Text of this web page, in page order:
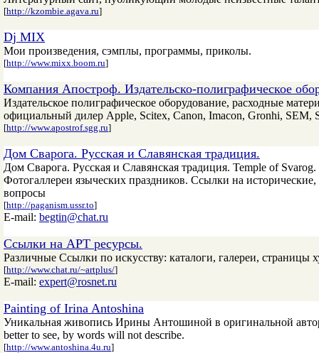
[http://kzombie.agava.ru]
Dj MIX
Мои произведения, сэмплы, программы, приколы.
[http://www.mixx.boom.ru]
Компания Апостроф. Издательско-полиграфическое
Издательское полиграфическое оборудование, расходные
официальный дилер Apple, Scitex, Canon, Imacon, Gronhi, SEM,
[http://www.apostrof.sgg.ru]
Дом Сварога. Русская и Славянская традиция.
Дом Сварога. Русская и Славянская традиция. Temple of
Фотогаллереи языческих праздников. Ссылки на
вопросы
[http://paganism.ussr.to]
E-mail: begtin@chat.ru
Ссылки на АРТ ресурсы.
Различные Ссылки по искусству: каталоги, галереи, страницы
[http://www.chat.ru/~artplus/]
E-mail: expert@rosnet.ru
Painting of Irina Antoshina
Уникальная живопись Ирины Антошиной в оригинальной
better to see, by words will not describe.
[http://www.antoshina.4u.ru]